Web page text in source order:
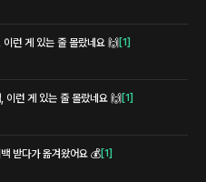
런 게 있는 줄 몰랐네요 🙌 [1]
런 게 있는 줄 몰랐네요 🙌 [1]
받다가 옮겨왔어요 💰[1]